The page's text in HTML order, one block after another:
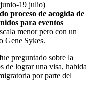
19 julio)
proceso de acogida de
para eventos
menor pero con un
Gene Sykes.
preguntado sobre la
de lograr una visa, habida
por parte del